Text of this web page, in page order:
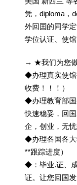
凭，diploma，
外回囯的同学
学位认证、使
→ ★我们为您做
◆办理真实使馆
收费！！！）
◆办理教育部国
快速稳妥，回
企，创业，无
◆办理各国各大
**跟踪进度）
◆：毕业.证、
证。让您回国